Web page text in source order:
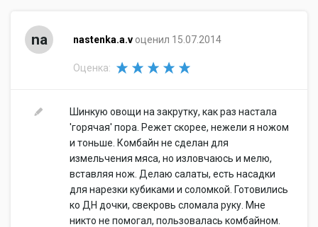
na nastenka.a.v оценил 15.07.2014
Оценка:
Шинкую овощи на закрутку, как раз настала
'горячая' пора. Режет скорее, нежели я ножом
и тоньше. Комбайн не сделан для
измельчения мяса, но изловчаюсь и мелю,
вставляя нож. Делаю салаты, есть насадки
для нарезки кубиками и соломкой. Готовились
ко ДН дочки, свекровь сломала руку. Мне
никто не помогал, пользовалась комбайном.